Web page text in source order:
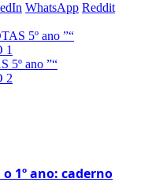
WhatsApp Reddit
5º ano ”“
1
5º ano ”“
2
1º ano: caderno